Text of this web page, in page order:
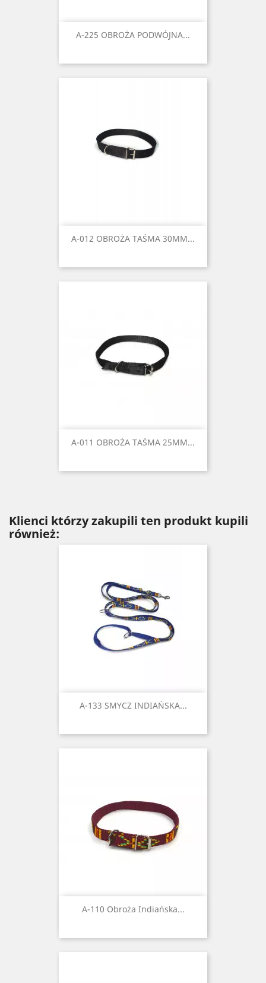
A-225 OBROŻA PODWÓJNA...
A-012 OBROŻA TAŚMA 30MM...
A-011 OBROŻA TAŚMA 25MM...
Klienci którzy zakupili ten produkt kupili
również:
A-133 SMYCZ INDIAŃSKA...
A-110 Obroża Indiańska...